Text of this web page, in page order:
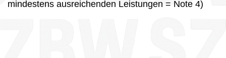
mindestens ausreichenden Leistungen = Note 4)